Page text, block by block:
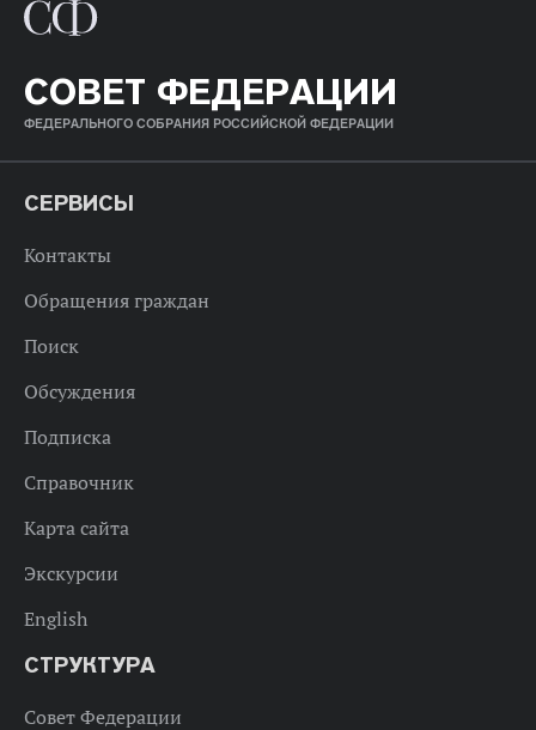
СОВЕТ ФЕДЕРАЦИИ
ФЕДЕРАЛЬНОГО СОБРАНИЯ РОССИЙСКОЙ ФЕДЕРАЦИИ
СЕРВИСЫ
Контакты
Обращения граждан
Поиск
Обсуждения
Подписка
Справочник
Карта сайта
Экскурсии
English
СТРУКТУРА
Совет Федерации